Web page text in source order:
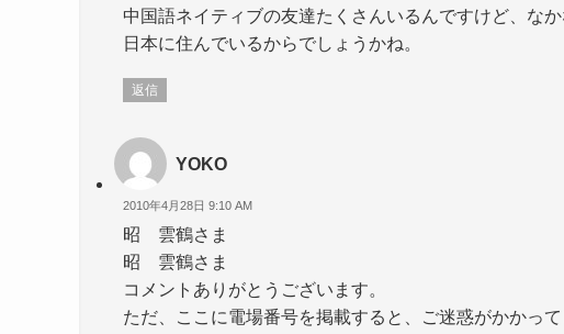
中国語ネイティブの友達たくさんいるんですけど、な
日本に住んでいるからでしょうかね。
返信
YOKO
2010年4月28日 9:10 AM
昭 雲鶴さま
昭 雲鶴さま
コメントありがとうございます。
ただ、ここに電場番号を掲載すると、ご迷惑がかかっ